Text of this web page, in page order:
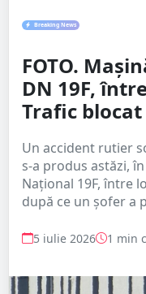
Breaking News
FOTO.
DN 19F,
Trafic
Un accident rutier
s-a produs astăzi,
Național 19F, între
după ce un șofer a
5 iulie 2026 1 min